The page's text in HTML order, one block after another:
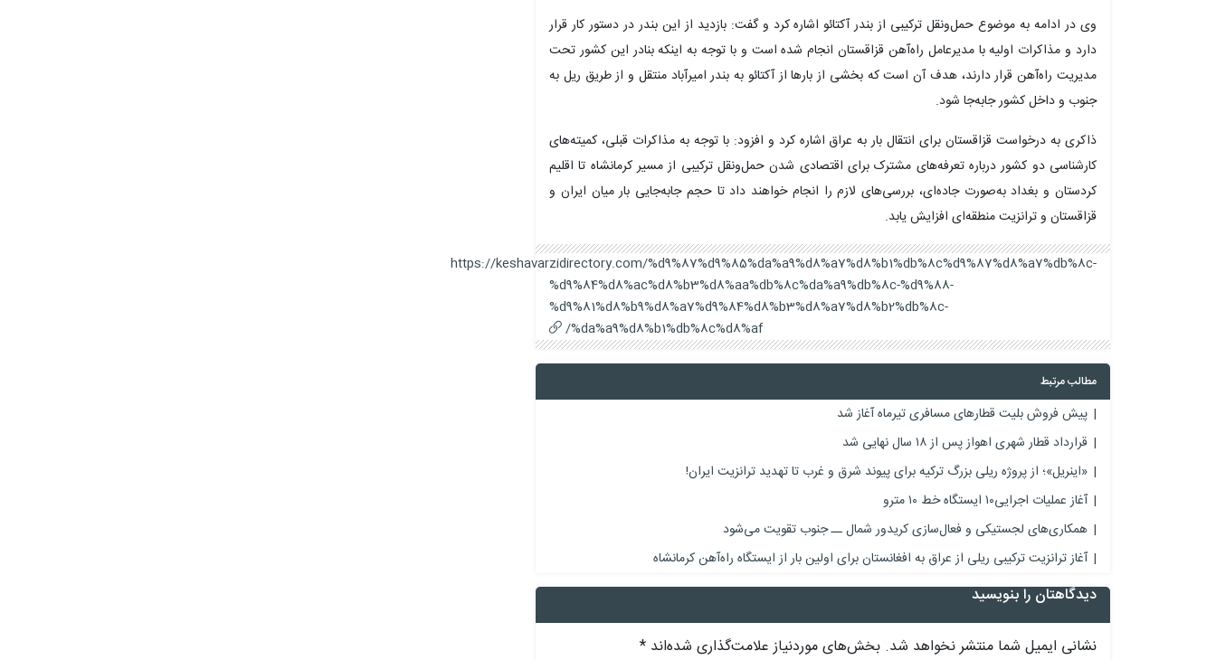
وی در ادامه به موضوع حمل‌ونقل ترکیبی از بندر آکتائو اشاره کرد و گفت: بازدید از این بندر در دستور کار قرار
دارد و مذاکرات اولیه با مدیرعامل راه‌آهن قزاقستان انجام شده است و با توجه به اینکه بنادر این کشور تحت
مدیریت راه‌آهن قرار دارند، هدف آن است که بخشی از بارها از آکتائو به بندر امیرآباد منتقل و از طریق ریل به
جنوب و داخل کشور جابه‌جا شود.
ذاکری به درخواست قزاقستان برای انتقال بار به عراق اشاره کرد و افزود: با توجه به مذاکرات قبلی، کمیته‌های
کارشناسی دو کشور درباره تعرفه‌های مشترک برای اقتصادی شدن حمل‌ونقل ترکیبی از مسیر کرمانشاه تا اقلیم
کردستان و بغداد به‌صورت جاده‌ای، بررسی‌های لازم را انجام خواهند داد تا حجم جابه‌جایی بار میان ایران و
قزاقستان و ترانزیت منطقه‌ای افزایش یابد.
https://keshavarzidirectory.com/%d9%87%d9%85%da%a9%d8%a7%d8%b1%db%8c%d9%87%d8%a7%db%8c-
%d9%84%d8%ac%d8%b3%d8%aa%db%8c%da%a9%db%8c-%d9%88-
%d9%81%d8%b9%d8%a7%d9%84%d8%b3%d8%a7%d8%b2%db%8c-
%da%a9%d8%b1%db%8c%d8%af/
مطالب مرتبط
پیش فروش بلیت‌ قطارهای مسافری تیرماه آغاز شد
قرارداد قطار شهری اهواز پس از ۱۸ سال نهایی شد
«اینریل»؛ از پروژه ریلی بزرگ ترکیه برای پیوند شرق و غرب تا تهدید ترانزیت ایران!
آغاز عملیات اجرایی۱۰ ایستگاه خط ۱۰ مترو
همکاری‌های لجستیکی و فعال‌سازی کریدور شمال ــ جنوب تقویت می‌شود
آغاز ترانزیت ترکیبی ریلی از عراق به افغانستان برای اولین بار از ایستگاه راه‌آهن کرمانشاه
دیدگاهتان را بنویسید
نشانی ایمیل شما منتشر نخواهد شد. بخش‌های موردنیاز علامت‌گذاری شده‌اند *